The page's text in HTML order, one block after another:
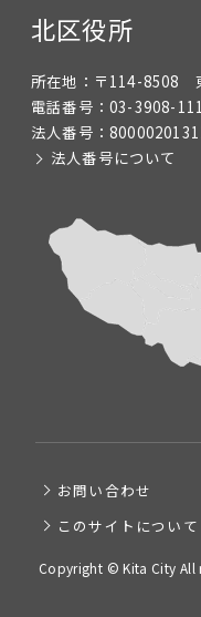
北区役所
所在地： 〒114-8508
電話番号： 03-3908-
法人番号：
法人番号について
お問い合わせ
このサイトについて
Copyright © Kita City All